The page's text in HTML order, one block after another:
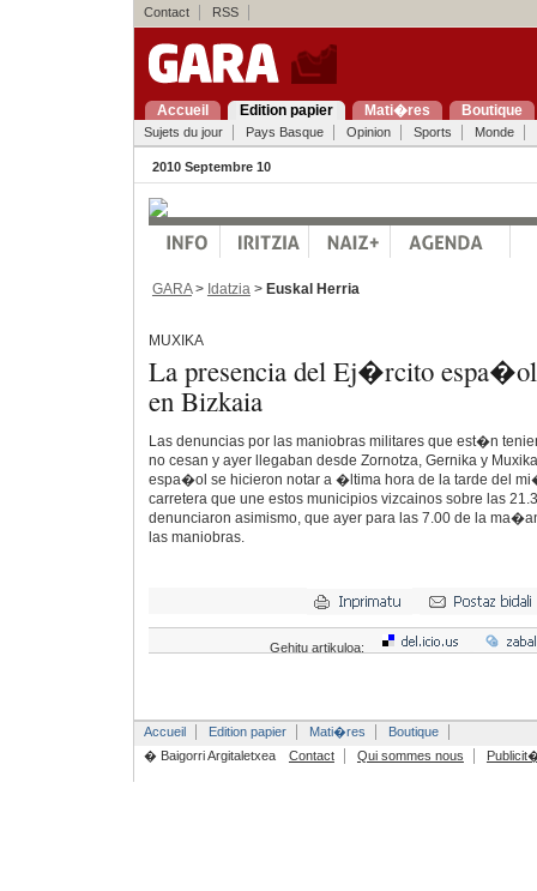
Contact RSS
Accueil Edition papier Mati�res Boutique
Sujets du jour Pays Basque Opinion Sports Monde
2010 Septembre 10
GARA> Idatzia > Euskal Herria
MUXIKA
La presencia del Ej�rcito espa�ol
en Bizkaia
Las denuncias por las maniobras militares que est�n
no cesan y ayer llegaban desde Zornotza, Gernika y
espa�ol se hicieron notar a �ltima hora de la tarde del
carretera que une estos municipios vizcainos sobre las
denunciaron asimismo, que ayer para las 7.00 de la
las maniobras.
Gehitu artikuloa:
Accueil Edition papier Mati�res
Boutique
� Baigorri Argitaletxea
Contact Qui sommes nous